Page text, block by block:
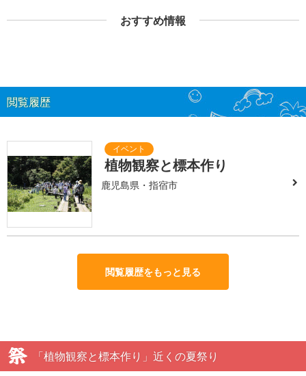
おすすめ情報
閲覧履歴
植物観察と標本作り
鹿児島県・指宿市
閲覧履歴をもっと見る
「植物観察と標本作り」近くの夏祭り